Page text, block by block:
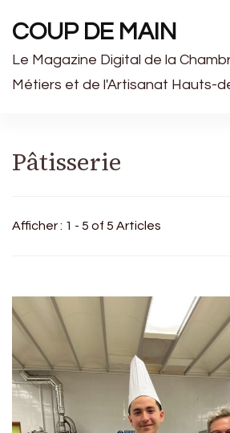
COUP DE MAIN
Le Magazine Digital de la
Métiers et de l'Artisanat Hauts-
Pâtisserie
Afficher : 1 - 5 of 5 Articles